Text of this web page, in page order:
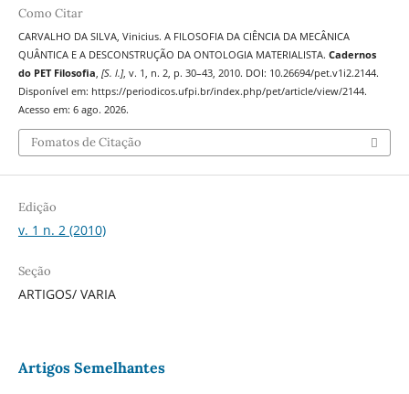
Como Citar
CARVALHO DA SILVA, Vinicius. A FILOSOFIA DA CIÊNCIA DA MECÂNICA
QUÂNTICA E A DESCONSTRUÇÃO DA ONTOLOGIA MATERIALISTA. Cadernos
do PET Filosofia, [S. l.], v. 1, n. 2, p. 30–43, 2010. DOI: 10.26694/pet.v1i2.2144.
Disponível em: https://periodicos.ufpi.br/index.php/pet/article/view/2144.
Acesso em: 6 ago. 2026.
Fomatos de Citação
Edição
v. 1 n. 2 (2010)
Seção
ARTIGOS/ VARIA
Artigos Semelhantes